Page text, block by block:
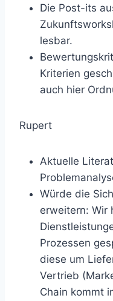
Die Post-its
lesbar.
Kriterien
auch hier
Rupert
Aktuelle
Würde die
erweitern: Wir
Prozessen
diese um
Vertrieb
Chain kommt